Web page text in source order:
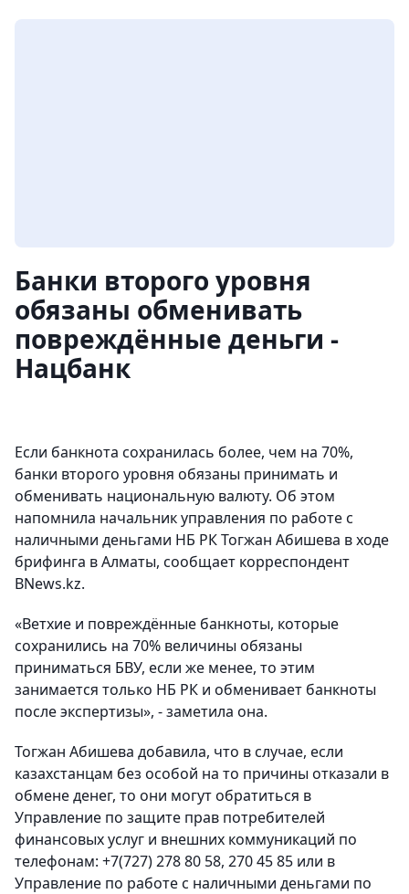
Банки второго уровня
обязаны обменивать
повреждённые деньги -
Нацбанк
Если банкнота сохранилась более, чем на 70%,
банки второго уровня обязаны принимать и
обменивать национальную валюту. Об этом
напомнила начальник управления по работе с
наличными деньгами НБ РК Тогжан Абишева в ходе
брифинга в Алматы, сообщает корреспондент
BNews.kz.
«Ветхие и повреждённые банкноты, которые
сохранились на 70% величины обязаны
приниматься БВУ, если же менее, то этим
занимается только НБ РК и обменивает банкноты
после экспертизы», - заметила она.
Тогжан Абишева добавила, что в случае, если
казахстанцам без особой на то причины отказали в
обмене денег, то они могут обратиться в
Управление по защите прав потребителей
финансовых услуг и внешних коммуникаций по
телефонам: +7(727) 278 80 58, 270 45 85 или в
Управление по работе с наличными деньгами по